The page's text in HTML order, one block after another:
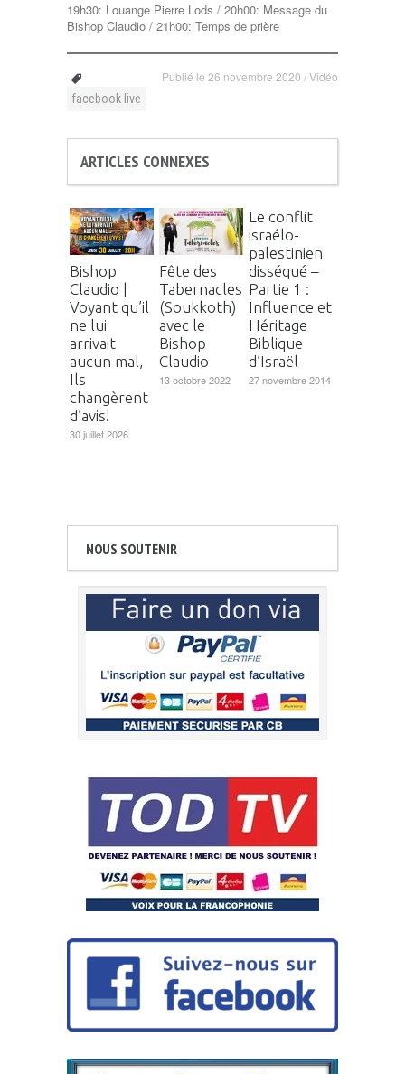
19h30: Louange Pierre Lods / 20h00: Message du
Bishop Claudio / 21h00: Temps de prière
Publié le 26 novembre 2020 /Vidéo
facebook live
ARTICLES CONNEXES
Bishop
Claudio |
Voyant qu’il
ne lui
arrivait
aucun mal,
Ils
changèrent
d’avis!
30 juillet 2026
Fête des
Tabernacles
(Soukkoth)
avec le
Bishop
Claudio
13 octobre 2022
Le conflit
israélo-
palestinien
disséqué –
Partie 1 :
Influence et
Héritage
Biblique
d’Israël
27 novembre 2014
NOUS SOUTENIR